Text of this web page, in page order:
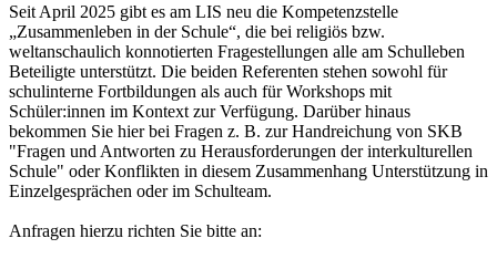
Seit April 2025 gibt es am LIS neu die Kompetenzstelle
„Zusammenleben in der Schule“, die bei religiös bzw.
weltanschaulich konnotierten Fragestellungen alle am Schulleben
Beteiligte unterstützt. Die beiden Referenten stehen sowohl für
schulinterne Fortbildungen als auch für Workshops mit
Schüler:innen im Kontext zur Verfügung. Darüber hinaus
bekommen Sie hier bei Fragen z. B. zur Handreichung von SKB
"Fragen und Antworten zu Herausforderungen der interkulturellen
Schule" oder Konflikten in diesem Zusammenhang Unterstützung in
Einzelgesprächen oder im Schulteam.
Anfragen hierzu richten Sie bitte an: